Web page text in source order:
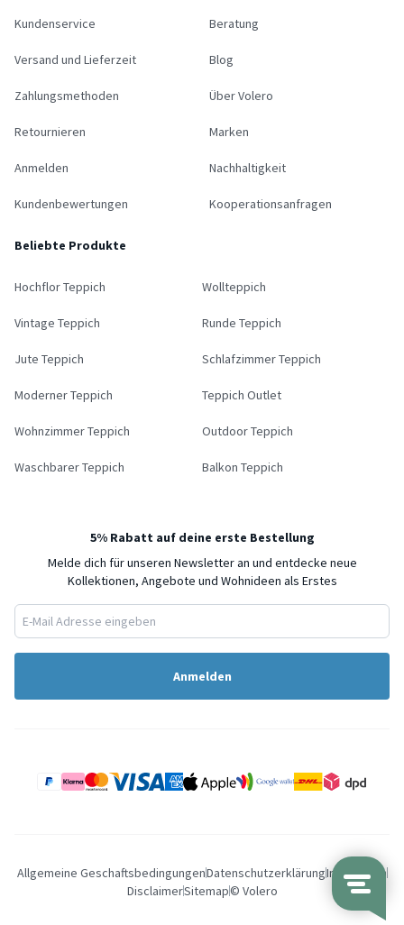
Kundenservice
Versand und Lieferzeit
Zahlungsmethoden
Retournieren
Anmelden
Kundenbewertungen
Beratung
Blog
Über Volero
Marken
Nachhaltigkeit
Kooperationsanfragen
Beliebte Produkte
Hochflor Teppich Wollteppich
Vintage Teppich Runde Teppich
Jute Teppich Schlafzimmer Teppich
Moderner Teppich Teppich Outlet
Wohnzimmer Teppich Outdoor Teppich
Waschbarer Teppich Balkon Teppich
5% Rabatt auf deine erste Bestellung
Melde dich für unseren Newsletter an und entdecke neue
Kollektionen, Angebote und Wohnideen als Erstes
Anmelden
Allgemeine GeschaftsbedingungenDatenschutzerklärungImpressum
DisclaimerSitemap© Volero